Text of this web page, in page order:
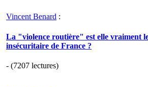
Vincent Benard :
La "violence routière" est elle vraiment
insécuritaire de France ?
- (7207 lectures)